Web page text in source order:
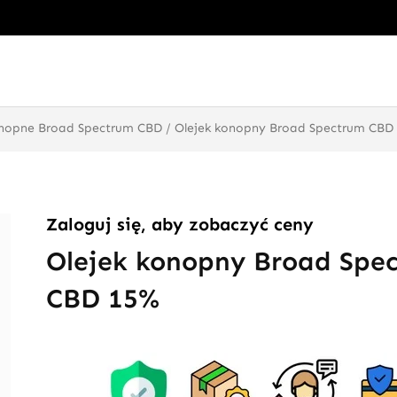
Broad Spectrum CBD / Olejek konopny Broad Spectrum CBD
Zaloguj się, aby zobaczyć ceny
Olejek konopny Broad
CBD 15%